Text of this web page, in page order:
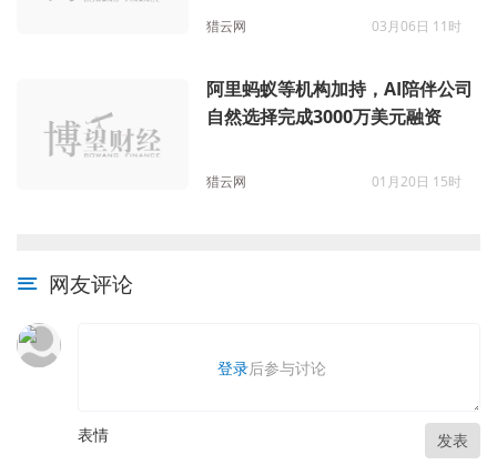
猎云网 03月06日 11时
阿里蚂蚁等机构加持，AI陪伴公司
自然选择完成3000万美元融资
猎云网 01月20日 15时
网友评论
登录后参与讨论
表情 发表